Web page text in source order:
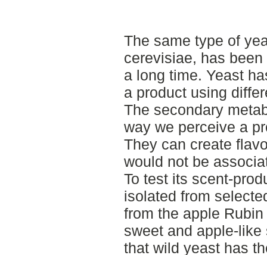
The same type of
cerevisiae, has
a long time. Yeast
a product using
The secondary
way we perceive a
They can create
would not be
To test its scent-
isolated from
from the apple
sweet and apple-
that wild yeast has